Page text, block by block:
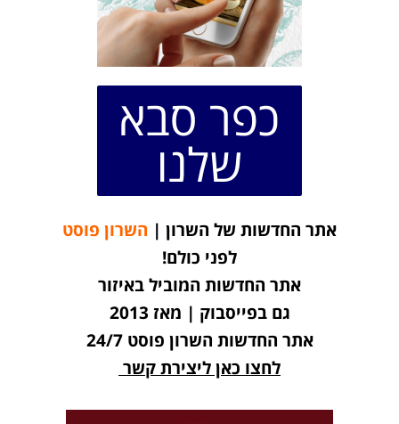
כפר סבא
שלנו
אתר החדשות של השרון | השרון פוסט
לפני כולם!
אתר החדשות המוביל באיזור
גם בפייסבוק | מאז 2013
אתר החדשות השרון פוסט 24/7
לחצו כאן ליצירת קשר